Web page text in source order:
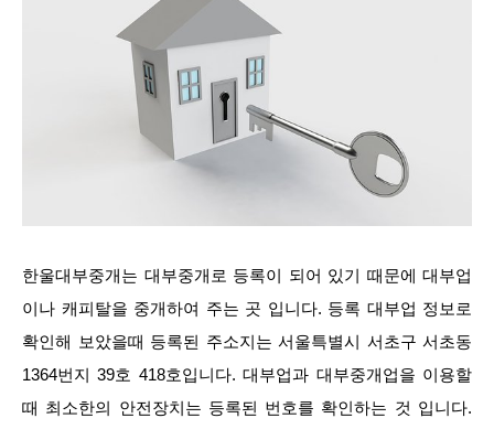
한울대부중개는 대부중개로 등록이 되어 있기 때문에 대부업
이나 캐피탈을 중개하여 주는 곳 입니다. 등록 대부업 정보로
확인해 보았을때 등록된 주소지는 서울특별시 서초구 서초동
1364번지 39호 418호입니다. 대부업과 대부중개업을 이용할
때 최소한의 안전장치는 등록된 번호를 확인하는 것 입니다.